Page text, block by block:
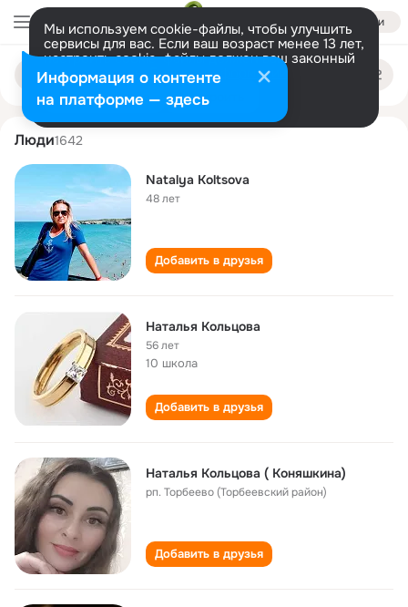
Войти
Мы используем cookie-файлы, чтобы улучшить
сервисы для вас. Если ваш возраст менее 13 лет,
настроить cookie-файлы должен ваш законный
представитель. Больше информации
Разрешить все Настроить
Поиск
людям
natalya koltsova
Люди1642
Natalya Koltsova
48 лет
Добавить в друзья
Наталья Кольцова
56 лет
10 школа
Добавить в друзья
Наталья Кольцова ( Коняшкина)
рп. Торбеево (Торбеевский район)
Добавить в друзья
Информация о контенте
на платформе — здесь